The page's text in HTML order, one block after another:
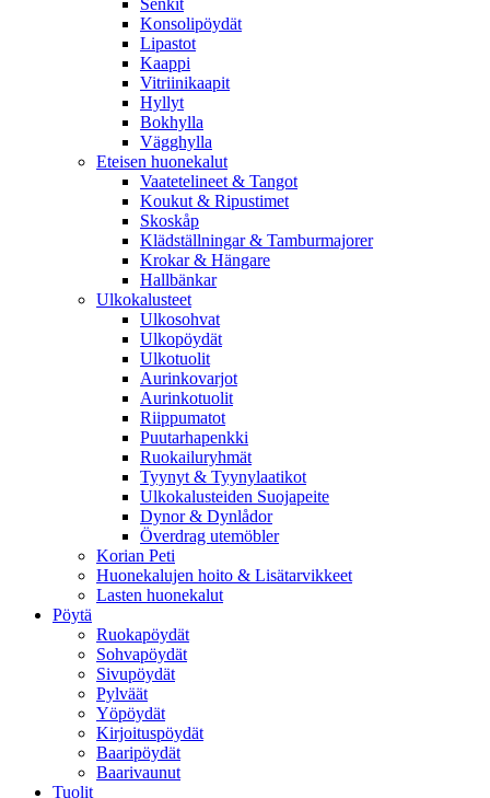
Senkit
Konsolipöydät
Lipastot
Kaappi
Vitriinikaapit
Hyllyt
Bokhylla
Vägghylla
Eteisen huonekalut
Vaatetelineet & Tangot
Koukut & Ripustimet
Skoskåp
Klädställningar & Tamburmajorer
Krokar & Hängare
Hallbänkar
Ulkokalusteet
Ulkosohvat
Ulkopöydät
Ulkotuolit
Aurinkovarjot
Aurinkotuolit
Riippumatot
Puutarhapenkki
Ruokailuryhmät
Tyynyt & Tyynylaatikot
Ulkokalusteiden Suojapeite
Dynor & Dynlådor
Överdrag utemöbler
Korian Peti
Huonekalujen hoito & Lisätarvikkeet
Lasten huonekalut
Pöytä
Ruokapöydät
Sohvapöydät
Sivupöydät
Pylväät
Yöpöydät
Kirjoituspöydät
Baaripöydät
Baarivaunut
Tuolit